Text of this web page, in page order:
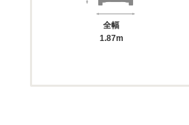
全幅
1.87m